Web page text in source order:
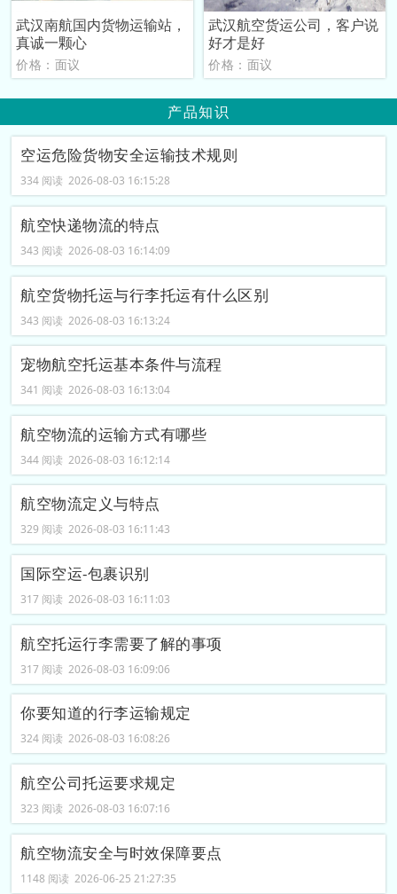
武汉南航国内货物运输站，
真诚一颗心
价格：面议
武汉航空货运公司，客户说
好才是好
价格：面议
产品知识
空运危险货物安全运输技术规则
334 阅读 2026-08-03 16:15:28
航空快递物流的特点
343 阅读 2026-08-03 16:14:09
航空货物托运与行李托运有什么区别
343 阅读 2026-08-03 16:13:24
宠物航空托运基本条件与流程
341 阅读 2026-08-03 16:13:04
航空物流的运输方式有哪些
344 阅读 2026-08-03 16:12:14
航空物流定义‌与特点
329 阅读 2026-08-03 16:11:43
国际空运-包裹识别
317 阅读 2026-08-03 16:11:03
航空托运行李需要了解的事项
317 阅读 2026-08-03 16:09:06
你要知道的行李运输规定
324 阅读 2026-08-03 16:08:26
航空公司托运要求规定
323 阅读 2026-08-03 16:07:16
航空物流安全与时效保障要点
1148 阅读 2026-06-25 21:27:35